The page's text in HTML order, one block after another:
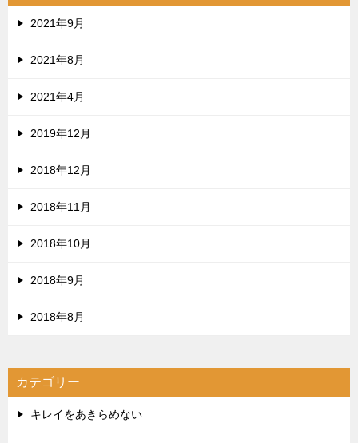
2021年9月
2021年8月
2021年4月
2019年12月
2018年12月
2018年11月
2018年10月
2018年9月
2018年8月
カテゴリー
キレイをあきらめない